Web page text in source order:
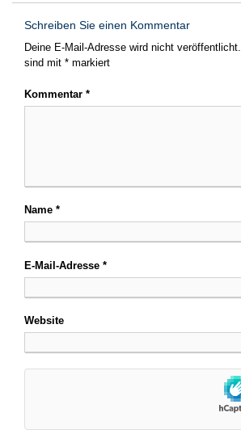
Schreiben Sie einen Kommentar
Deine E-Mail-Adresse wird nicht veröffentlicht.
sind mit * markiert
Kommentar *
Name *
E-Mail-Adresse *
Website